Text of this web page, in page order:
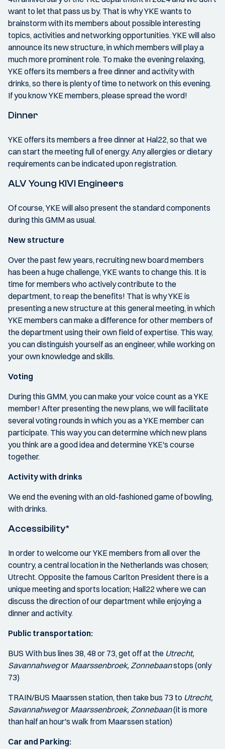
want to let that pass us by. That is why YKE wants to
brainstorm with its members about possible interesting
topics, activities and networking opportunities. YKE will also
announce its new structure, in which members will play a
much more prominent role. To make the evening relaxing,
YKE offers its members a free dinner and activity with
drinks, so there is plenty of time to network on this evening.
If you know YKE members, please spread the word!
Dinner
YKE offers its members a free dinner at Hal22, so that we
can start the meeting full of energy. Any allergies or dietary
requirements can be indicated upon registration.
ALV Young KIVI Engineers
Of course, YKE will also present the standard components
during this GMM as usual.
New structure
Over the past few years, recruiting new board members
has been a huge challenge, YKE wants to change this. It is
time for members who actively contribute to the
department, to reap the benefits! That is why YKE is
presenting a new structure at this general meeting, in which
YKE members can make a difference for other members of
the department using their own field of expertise. This way,
you can distinguish yourself as an engineer, while working on
your own knowledge and skills.
Voting
During this GMM, you can make your voice count as a YKE
member! After presenting the new plans, we will facilitate
several voting rounds in which you as a YKE member can
participate. This way you can determine which new plans
you think are a good idea and determine YKE's course
together.
Activity with drinks
We end the evening with an old-fashioned game of bowling,
with drinks.
Accessibility*
In order to welcome our YKE members from all over the
country, a central location in the Netherlands was chosen;
Utrecht. Opposite the famous Carlton President there is a
unique meeting and sports location; Hall22 where we can
discuss the direction of our department while enjoying a
dinner and activity.
Public transportation:
BUS With bus lines 38, 48 or 73, get off at the Utrecht,
Savannahwegor Maarssenbroek, Zonnebaanstops (only
73)
TRAIN/BUS Maarssen station, then take bus 73 to Utrecht,
Savannahwegor Maarssenbroek, Zonnebaan(it is more
than half an hour's walk from Maarssen station)
Car and Parking: